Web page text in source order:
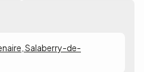
Salaberry-de-